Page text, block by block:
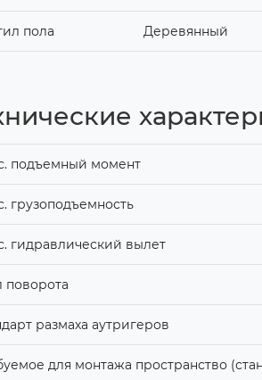
пола Деревянный
подъемный момент
грузоподъемность
гидравлический вылет
поворота
размаха аутригеров
для монтажа пространство